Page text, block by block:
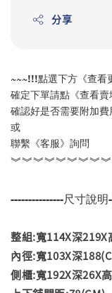
分享
~~~!!!點選下方《查看
確定下單請點《查看賣
確認好是否需要附加
或
聯繫《客服》詢問
---------------尺寸說明
整組:寬114X深219X
內徑:寬103X深
側櫃:寬192X深26X